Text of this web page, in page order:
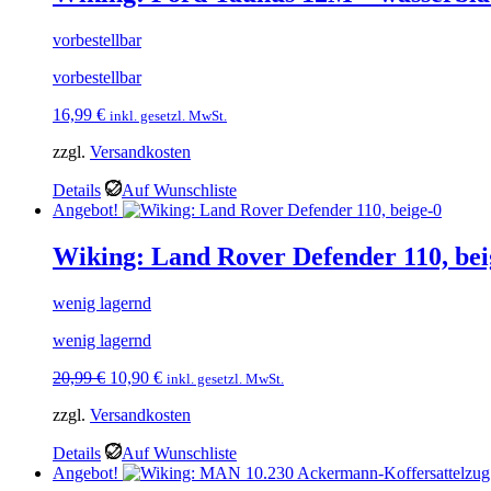
vorbestellbar
vorbestellbar
16,99 € inkl. gesetzl. MwSt.
zzgl. Versandkosten
Details
Auf Wunschliste
Angebot!
Wiking: Land Rover Defender 110,
wenig lagernd
wenig lagernd
20,99€ Ursprünglicher
war:
10,90 €Aktueller
ist:
inkl. gesetzl. MwSt.
zzgl. Versandkosten
Details
Auf Wunschliste
Angebot!